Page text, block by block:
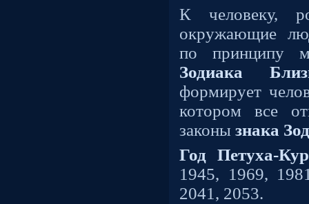
К человеку,
окружающие
по принципу
Зодиака
формирует
котором все
законы знака
Год Петуха-
1945, 1969,
2041, 2053.